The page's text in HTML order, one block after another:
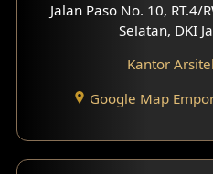
Desain Ruang Kerja
Desain Ruang
Eksterior Tampak
Eksterior Tampak
Jalan Paso No. 10, RT.4/
Selatan, DKI
Kantor
Google Map